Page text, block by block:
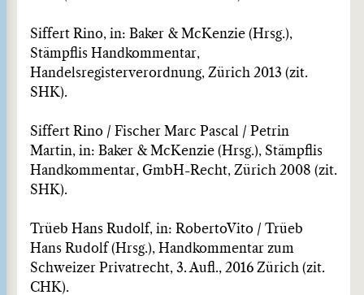
Siffert Rino, in: Baker & McKenzie (Hrsg.),
Stämpflis Handkommentar,
Handelsregisterverordnung, Zürich 2013 (zit.
SHK).
Siffert Rino / Fischer Marc Pascal / Petrin
Martin, in: Baker & McKenzie (Hrsg.), Stämpflis
Handkommentar, GmbH-Recht, Zürich 2008 (zit.
SHK).
Trüeb Hans Rudolf, in: RobertoVito / Trüeb
Hans Rudolf (Hrsg.), Handkommentar zum
Schweizer Privatrecht, 3. Aufl., 2016 Zürich (zit.
CHK).